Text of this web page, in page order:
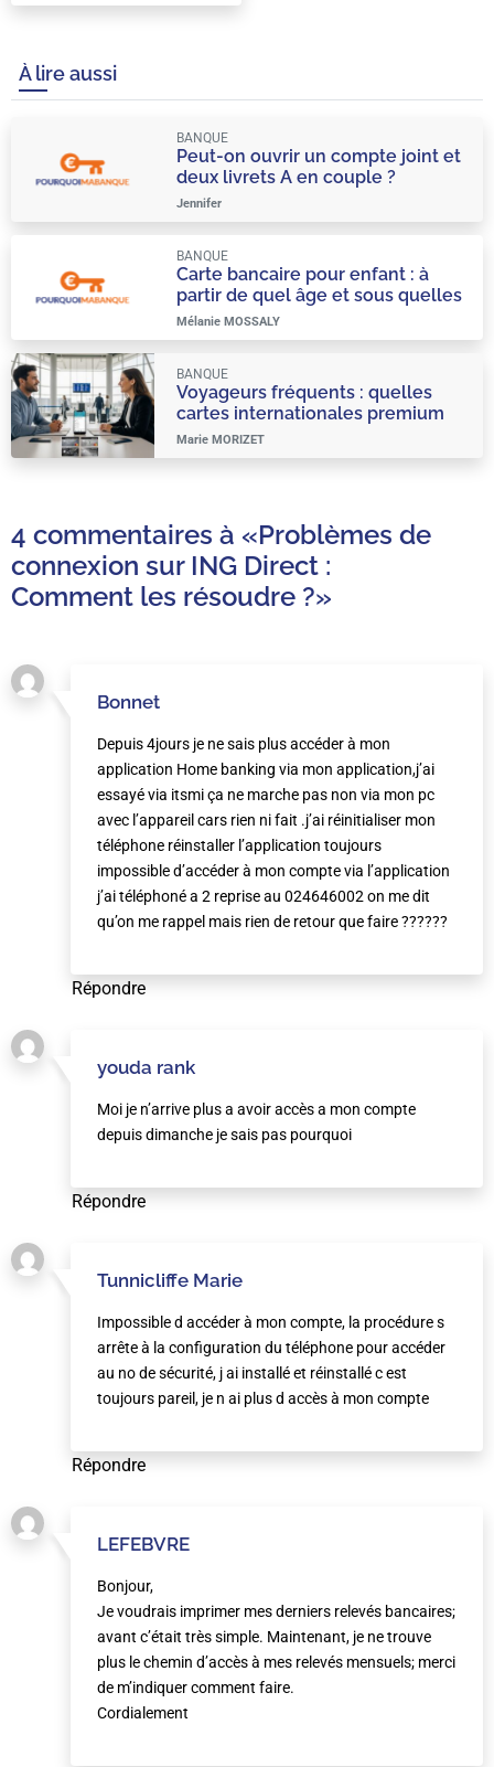
À lire aussi
Peut-on ouvrir un compte joint et
deux livrets A en couple ?
BANQUE
Jennifer
Carte bancaire pour enfant : à
partir de quel âge et sous quelles
conditions ?
BANQUE
Mélanie MOSSALY
Voyageurs fréquents : quelles
cartes internationales premium
choisir ?
BANQUE
Marie MORIZET
4 commentaires à «Problèmes de
connexion sur ING Direct :
Comment les résoudre ?»
Bonnet
Depuis 4jours je ne sais plus accéder à mon
application Home banking via mon application,j’ai
essayé via itsmi ça ne marche pas non via mon pc
avec l’appareil cars rien ni fait .j’ai réinitialiser mon
téléphone réinstaller l’application toujours
impossible d’accéder à mon compte via l’application
j’ai téléphoné a 2 reprise au 024646002 on me dit
qu’on me rappel mais rien de retour que faire ??????
Répondre
youda rank
Moi je n’arrive plus a avoir accès a mon compte
depuis dimanche je sais pas pourquoi
Répondre
Tunnicliffe Marie
Impossible d accéder à mon compte, la procédure s
arrête à la configuration du téléphone pour accéder
au no de sécurité, j ai installé et réinstallé c est
toujours pareil, je n ai plus d accès à mon compte
Répondre
LEFEBVRE
Bonjour,
Je voudrais imprimer mes derniers relevés bancaires;
avant c’était très simple. Maintenant, je ne trouve
plus le chemin d’accès à mes relevés mensuels; merci
de m’indiquer comment faire.
Cordialement